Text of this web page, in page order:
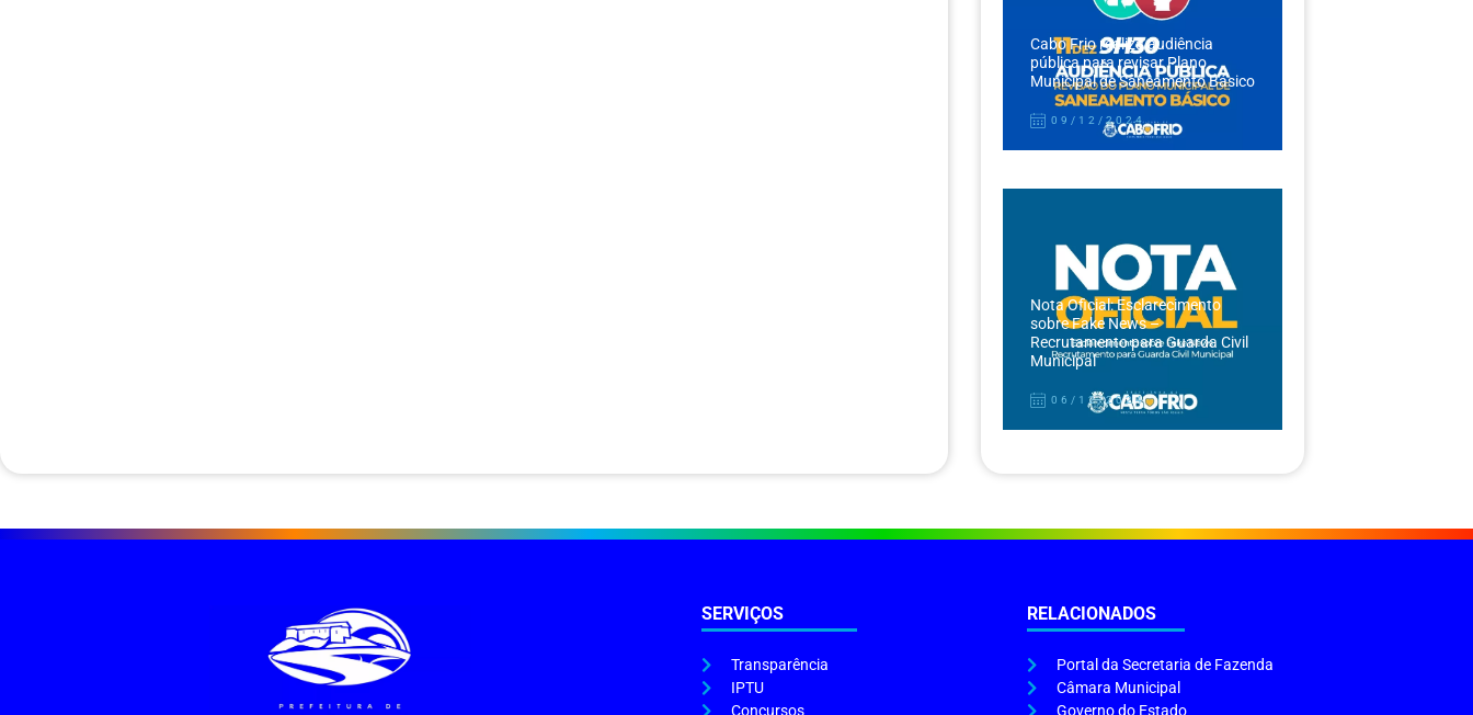
Cabo Frio realiza audiência
pública para revisar Plano
Municipal de Saneamento Básico
09/12/2024
Nota Oficial: Esclarecimento
sobre Fake News –
Recrutamento para Guarda Civil
Municipal
06/12/2024
SERVIÇOS
Transparência
IPTU
Concursos
RELACIONADOS
Portal da Secretaria de Fazenda
Câmara Municipal
Governo do Estado